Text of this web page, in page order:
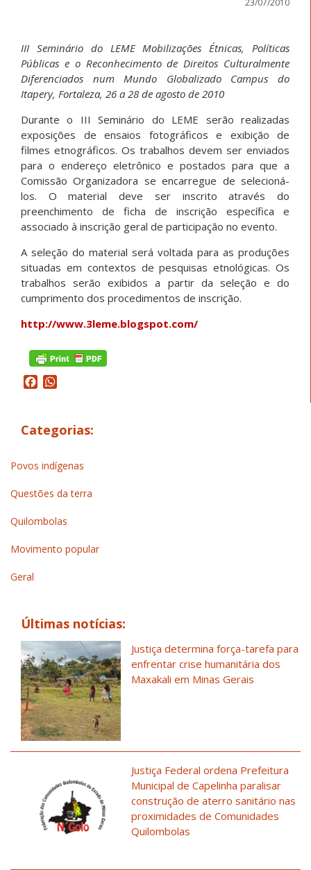
III Seminário do LEME Mobilizações Étnicas, Políticas
Públicas e o Reconhecimento de Direitos Culturalmente
Diferenciados num Mundo Globalizado Campus do
Itapery, Fortaleza, 26 a 28 de agosto de 2010
Durante o III Seminário do LEME serão realizadas
exposições de ensaios fotográficos e exibição de
filmes etnográficos. Os trabalhos devem ser enviados
para o endereço eletrônico e postados para que a
Comissão Organizadora se encarregue de selecioná-
los. O material deve ser inscrito através do
preenchimento de ficha de inscrição específica e
associado à inscrição geral de participação no evento.
A seleção do material será voltada para as produções
situadas em contextos de pesquisas etnológicas. Os
trabalhos serão exibidos a partir da seleção e do
cumprimento dos procedimentos de inscrição.
http://www.3leme.blogspot.com/
Facebook
Categorias:
Povos indígenas
Questões da terra
Quilombolas
Movimento popular
Geral
Últimas notícias:
Justiça determina força-tarefa para
enfrentar crise humanitária dos
Maxakali em Minas Gerais
Justiça Federal ordena Prefeitura
Municipal de Capelinha paralisar
construção de aterro sanitário nas
proximidades de Comunidades
Quilombolas